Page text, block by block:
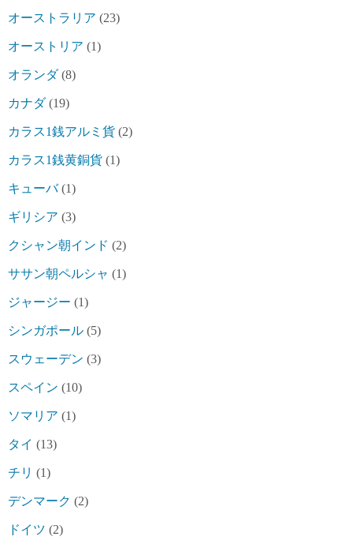
オーストラリア (23)
オーストリア (1)
オランダ(8)
カナダ(19)
カラス1銭アルミ貨 (2)
カラス1銭黄銅貨 (1)
キューバ(1)
ギリシア (3)
クシャン朝インド (2)
ササン朝ペルシャ (1)
ジャージー (1)
シンガポール (5)
スウェーデン (3)
スペイン (10)
ソマリア (1)
タイ (13)
チリ (1)
デンマーク (2)
ドイツ (2)